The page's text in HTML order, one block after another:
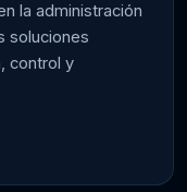
la administración
soluciones
control y